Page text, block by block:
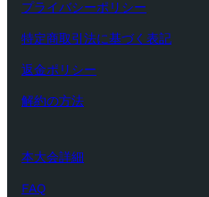
プライバシーポリシー
特定商取引法に基づく表記
返金ポリシー
解約の方法
本大会詳細
FAQ